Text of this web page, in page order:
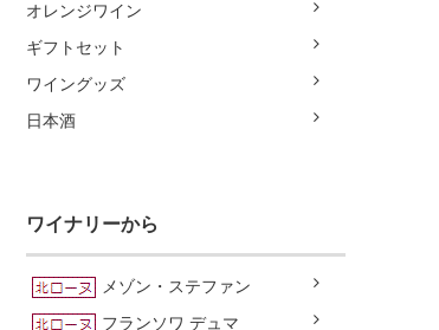
オレンジワイン
ギフトセット
ワイングッズ
日本酒
ワイナリーから
メゾン・ステファン
フランソワ デュマ